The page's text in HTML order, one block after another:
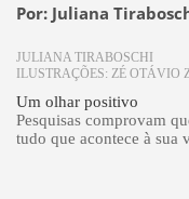
Por: Juliana
JULIANA TIRABOSCHI
ILUSTRAÇÕES: ZÉ OTÁVIO
Um olhar positivo
Pesquisas comprovam
tudo que acontece à sua